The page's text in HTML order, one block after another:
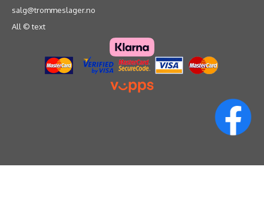
salg@trommeslager.no
All © text